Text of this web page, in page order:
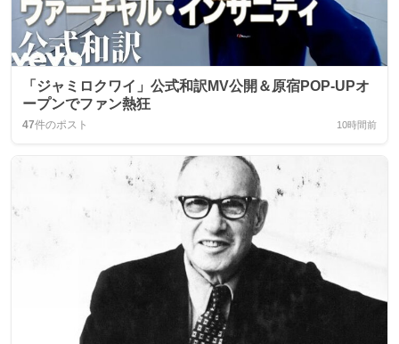
「ジャミロクワイ」公式和訳MV公開＆原宿POP‑UPオ
ープンでファン熱狂
47件のポスト 10時間前